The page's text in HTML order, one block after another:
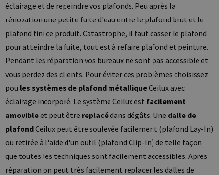
éclairage et de repeindre vos plafonds. Peu après la
rénovation une petite fuite d'eau entre le plafond brut et le
plafond fini ce produit. Catastrophe, il faut casser le plafond
pour atteindre la fuite, tout est à refaire plafond et peinture.
Pendant les réparation vos bureaux ne sont pas accessible et
vous perdez des clients. Pour éviter ces problèmes choisissez
pou les systèmes de plafond métalliqueCeilux avec
éclairage incorporé. Le système Ceilux est facilement
amovibleet peut être replacédans dégâts. Une dalle de
plafondCeilux peut être soulevée facilement (plafond Lay-In)
ou retirée à l'aide d'un outil (plafond Clip-In) de telle façon
que toutes les techniques sont facilement accessibles. Apres
réparation on peut très facilement replacer les dalles de